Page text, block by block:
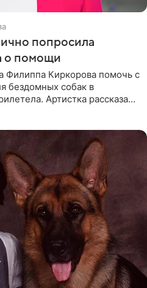
попросила
о помощи
Филиппа Киркорова помочь с
бездомных собак в
Артистка рассказала